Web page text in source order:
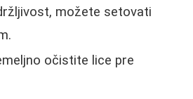
možete setovati
očistite lice pre